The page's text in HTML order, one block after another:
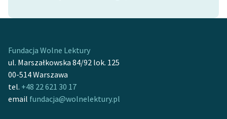
Fundacja Wolne Lektury
ul. Marszałkowska 84/92 lok. 125
00-514 Warszawa
tel. +48 22 621 30 17
email fundacja@wolnelektury.pl